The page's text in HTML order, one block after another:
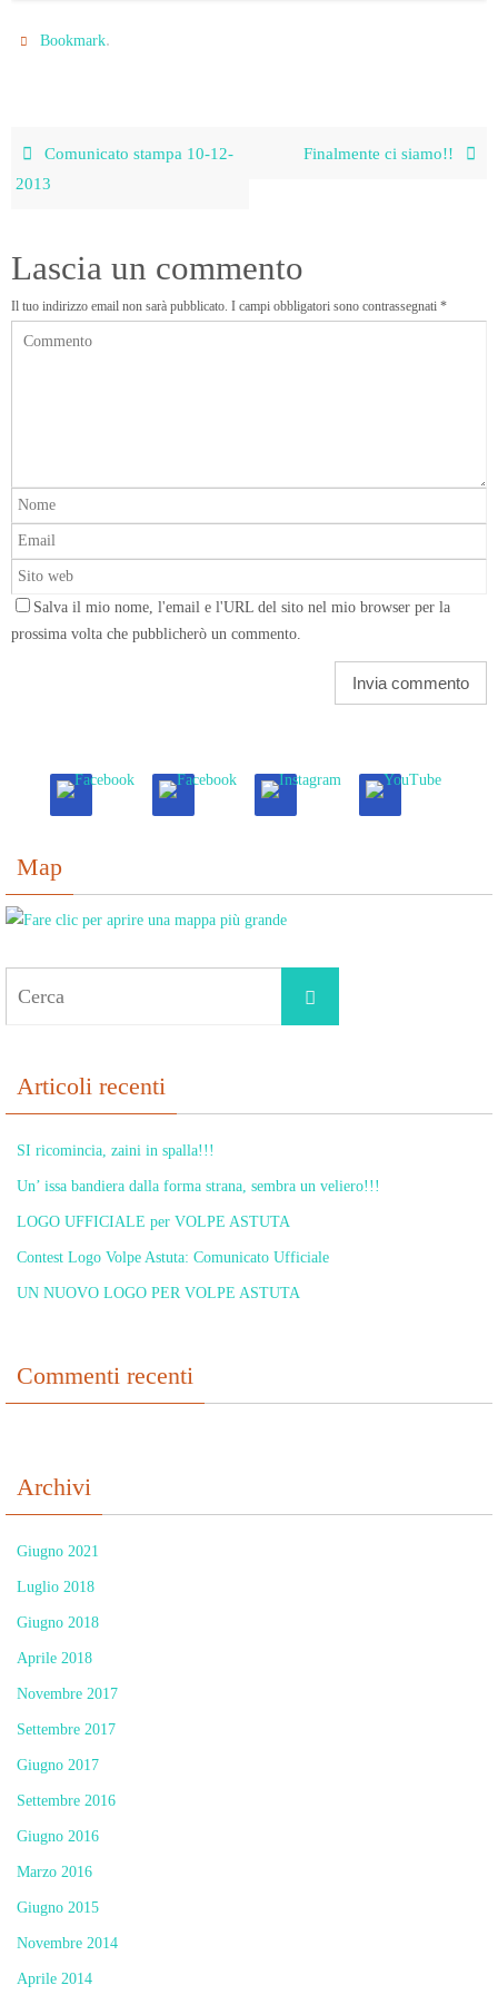
Bookmark.
Comunicato stampa 10-12-
2013
Finalmente ci siamo!!
Lascia un commento
Il tuo indirizzo email non sarà pubblicato. I campi obbligatori sono contrassegnati *
Salva il mio nome, l'email e l'URL del sito nel mio browser per la
prossima volta che pubblicherò un commento.
Map
Cerca
Articoli recenti
SI ricomincia, zaini in spalla!!!
Un’ issa bandiera dalla forma strana, sembra un veliero!!!
LOGO UFFICIALE per VOLPE ASTUTA
Contest Logo Volpe Astuta: Comunicato Ufficiale
UN NUOVO LOGO PER VOLPE ASTUTA
Commenti recenti
Archivi
Giugno 2021
Luglio 2018
Giugno 2018
Aprile 2018
Novembre 2017
Settembre 2017
Giugno 2017
Settembre 2016
Giugno 2016
Marzo 2016
Giugno 2015
Novembre 2014
Aprile 2014